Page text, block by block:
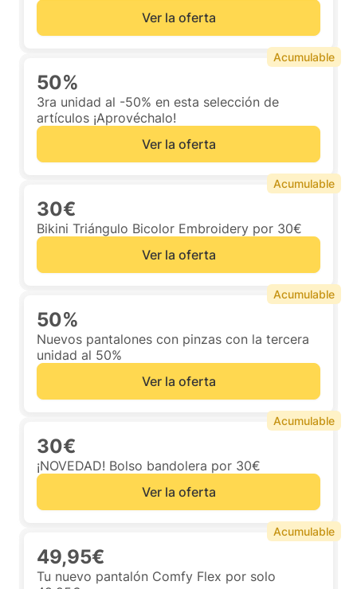
Ver la oferta
50%
3ra unidad al -50% en esta selección de
artículos ¡Aprovéchalo!
Ver la oferta
Acumulable
30€
Bikini Triángulo Bicolor Embroidery por 30€
Ver la oferta
Acumulable
50%
Nuevos pantalones con pinzas con la tercera
unidad al 50%
Ver la oferta
Acumulable
30€
¡NOVEDAD! Bolso bandolera por 30€
Ver la oferta
Acumulable
49,95€
Tu nuevo pantalón Comfy Flex por solo
Acumulable